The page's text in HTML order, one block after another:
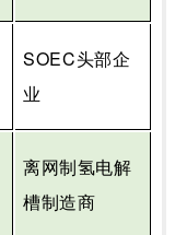
SOEC头部企
业
离网制氢电解
槽制造商